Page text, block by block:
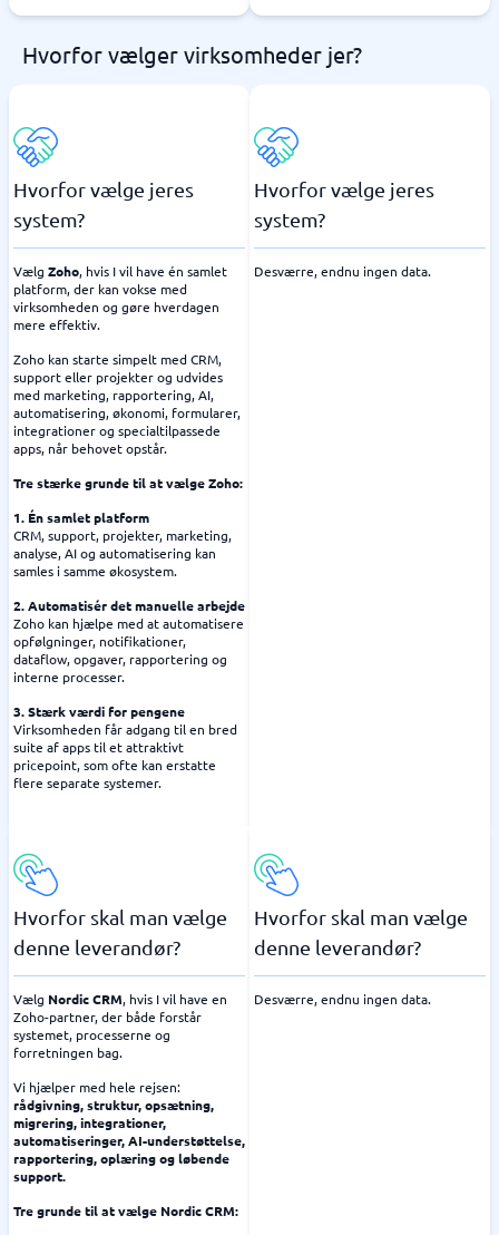
Hvorfor vælger virksomheder jer?
Hvorfor vælge jeres
system?
Vælg Zoho, hvis I vil have én samlet
platform, der kan vokse med
virksomheden og gøre hverdagen
mere effektiv.
Zoho kan starte simpelt med CRM,
support eller projekter og udvides
med marketing, rapportering, AI,
automatisering, økonomi, formularer,
integrationer og specialtilpassede
apps, når behovet opstår.
Tre stærke grunde til at vælge Zoho:
1. Én samlet platform
CRM, support, projekter, marketing,
analyse, AI og automatisering kan
samles i samme økosystem.
2. Automatisér det manuelle arbejde
Zoho kan hjælpe med at automatisere
opfølgninger, notifikationer,
dataflow, opgaver, rapportering og
interne processer.
3. Stærk værdi for pengene
Virksomheden får adgang til en bred
suite af apps til et attraktivt
pricepoint, som ofte kan erstatte
flere separate systemer.
Hvorfor vælge jeres
system?
Desværre, endnu ingen data.
Hvorfor skal man vælge
denne leverandør?
Vælg Nordic CRM, hvis I vil have en
Zoho-partner, der både forstår
systemet, processerne og
forretningen bag.
Vi hjælper med hele rejsen:
rådgivning, struktur, opsætning,
migrering, integrationer,
automatiseringer, AI-understøttelse,
rapportering, oplæring og løbende
support.
Tre grunde til at vælge Nordic CRM:
Hvorfor skal man vælge
denne leverandør?
Desværre, endnu ingen data.